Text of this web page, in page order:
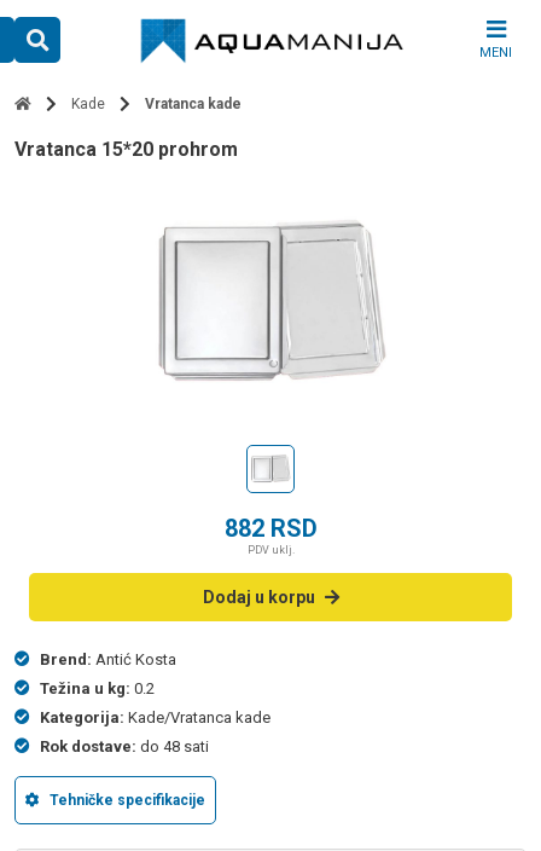
content
MENI
Kade Vratanca kade
vratanca 15*20 prohrom
882 RSD
PDV uklj.
Dodaj u korpu
Brend: Antić Kosta
Težina u kg: 0.2
Kategorija: Kade/Vratanca kade
Rok dostave: do 48 sati
Tehničke specifikacije